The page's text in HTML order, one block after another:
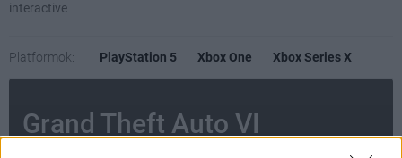
interactive
Platformok: PlayStation 5 Xbox One Xbox Series X
Grand Theft Auto VI